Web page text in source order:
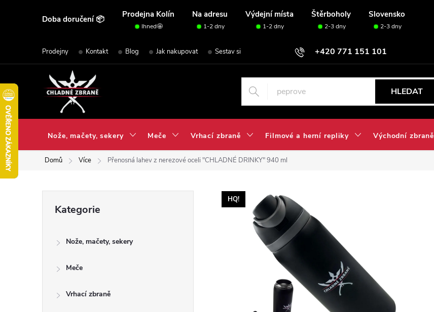
Doba doručení 📦 Prodejna Kolín Na adresu Výdejní místa Štěrboholy Slovensko
Ihned🤩 1-2 dny 1-2 dny 2-3 dny 2-3 dny
+420 771 151 101
Prodejny Kontakt Blog Jak nakupovat Sestav si svou sadu✅
HLEDAT
Nože, mačety, sekery Meče Vrhací zbraně Filmové a herní repliky Východní zbraně
Domů Více Přenosná lahev z nerezové oceli "CHLADNÉ DRINKY" 940 ml
kategorie
Kategorie
Nože, mačety, sekery
Meče
Vrhací zbraně
HQ!